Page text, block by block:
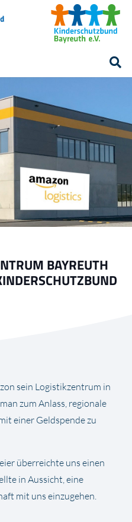
BAYREUTH
sein Logistikzentrum in
zum Anlass, regionale
einer Geldspende zu
überreichte uns einen
in Aussicht, eine
mit uns einzugehen.